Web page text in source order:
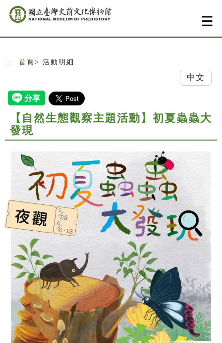
跳到主要內容
網站導覽
::: 首頁 > 活動明細
中文
【自然生態觀察主題活動】初夏蟲蟲大
發現